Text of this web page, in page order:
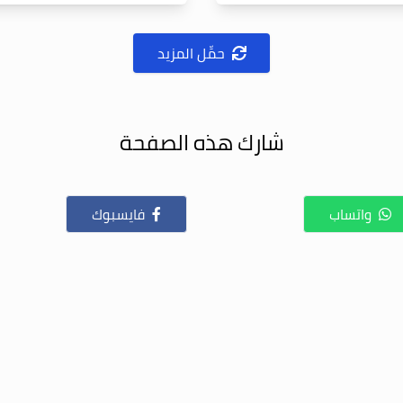
حمِّل المزيد
شارك هذه الصفحة
واتساب فايسبوك